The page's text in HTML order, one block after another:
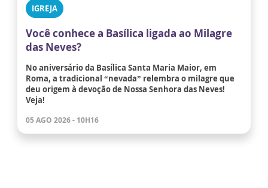
IGREJA
Você conhece a Basílica ligada ao Milagre
das Neves?
No aniversário da Basílica Santa Maria Maior, em
Roma, a tradicional “nevada” relembra o milagre que
deu origem à devoção de Nossa Senhora das Neves!
Veja!
05 AGO 2026 - 10H16